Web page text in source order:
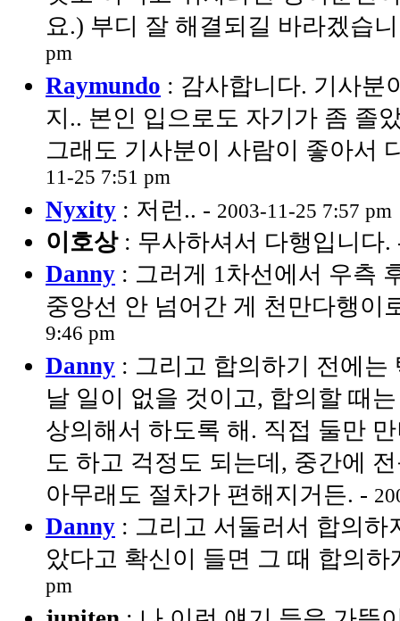
요.) 부디 잘 해결되길 바라겠습
pm
Raymundo : 감사합니다. 기사분
지.. 본인 입으로도 자기가 좀 졸
그래도 기사분이 사람이 좋아서
11-25 7:51 pm
Nyxity : 저런.. - 2003-11-25 7:57 pm
이호상 : 무사하셔서 다행입니다
Danny : 그러게 1차선에서 우측
중앙선 안 넘어간 게 천만다행이
9:46 pm
Danny : 그리고 합의하기 전에는
날 일이 없을 것이고, 합의할 때
상의해서 하도록 해. 직접 둘만
도 하고 걱정도 되는데, 중간에
아무래도 절차가 편해지거든. -
Danny : 그리고 서둘러서 합의하
았다고 확신이 들면 그 때 합의
pm